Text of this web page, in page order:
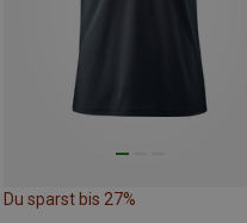
Du sparst bis 27%